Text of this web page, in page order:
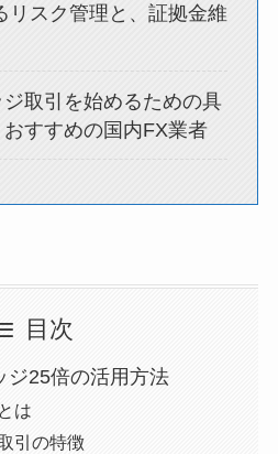
リスク管理と、証拠金維
取引を始めるための具
すすめの国内FX業者
目次
ジ25倍の活用方法
は
引の特徴